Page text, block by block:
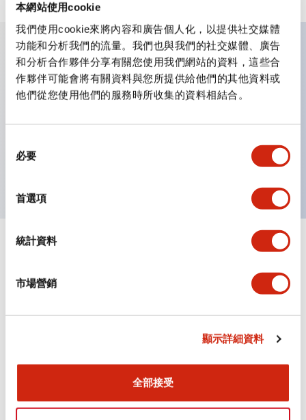
本網站使用cookie
我們使用cookie來將內容和廣告個人化，以提供社交媒體
功能和分析我們的流量。我們也與我們的社交媒體、廣告
和分析合作夥伴分享有關您使用我們網站的資料，這些合
作夥伴可能會將有關資料與您所提供給他們的其他資料或
他們從您使用他們的服務時所收集的資料相結合。
必要
首選項
統計資料
市場營銷
顯示詳細資料
全部接受
主要特點
作業性提升的背部端子方式，全系列統一22mm軸長的
平坦端子面。
φ12 A2系列 小型控制元件
1.93MB